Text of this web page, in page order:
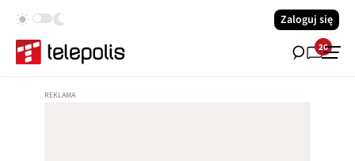
Zaloguj się
26